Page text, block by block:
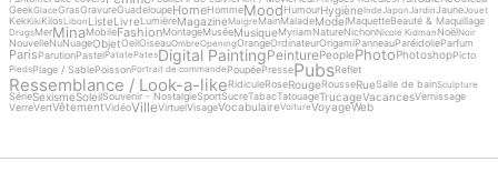
GeekGlaceGrasGravureGuadeloupeHomeHommeMoodHumourHygièneInde Japon JardinJaune Jouet
KekKikiKilosLibon ListeLivreLumièreMagazineMaigre MainMaladeModelMaquetteBeauté & Maquillage
DrugsMerMinaMobileFashionMontageMuséeMusiqueMyriamNatureNichonNicole Kidman NoëlNoir
NouvelleNuNuageObjetOeilOiseauOmbreOpeningOrangeOrdinateurOrigamiPanneauParéidolieParfum
ParisParutionPastelPatatePatesDigital PaintingPeinturePeoplePhotoPhotoshopPicto
PiedsPlage / SablePoissonPortrait de commande PoupéePressePubsReflet
Ressemblance / Look-a-likeRidiculeRoseRougeRousseRueSalle de bainSculpture
SérieSexismeSoleilSouvenir - NostalgieSportSucreTabacTatouageTrucageVacancesVernissage
VerreVertVêtementVidéoVilleVirtuelVisageVocabulaireVoitureVoyageWeb